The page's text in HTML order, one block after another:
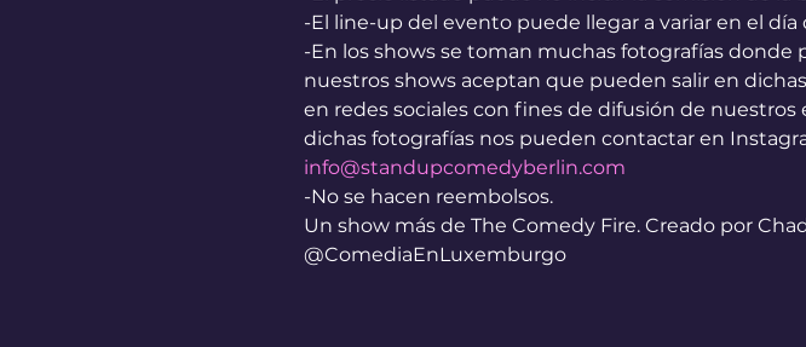
-El line-up del evento puede llegar a variar en el
-En los shows se toman muchas fotografías donde
nuestros shows aceptan que pueden salir en
en redes sociales con fines de difusión de
dichas fotografías nos pueden contactar en
info@standupcomedyberlin.com
-No se hacen reembolsos.
Un show más de The Comedy Fire. Creado por
@ComediaEnLuxemburgo